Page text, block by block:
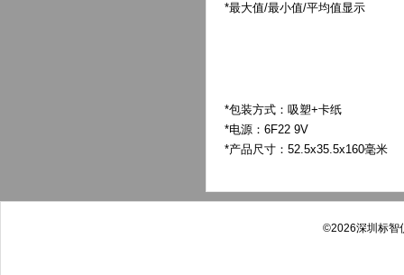
*最大值/最小值/平均值显示
*包装方式：吸塑+卡纸
*电源：6F22 9V
*产品尺寸：52.5x35.5x160毫米
©2026深圳标智